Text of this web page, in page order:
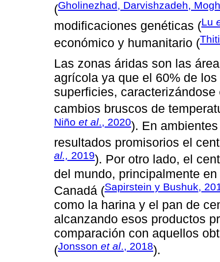
(Gholinezhad, Darvishzadeh,
modificaciones genéticas (Lu
económico y humanitario (
Las zonas áridas son las
agrícola ya que el 60% de
superficies,
cambios bruscos de
Niño et al ., 2020). En
resultados promisorios el
al., 2019). Por otro lado, el
del mundo, principalmente
Canadá (Sapirstein y Bushuk,
como la harina y el pan de
alcanzando esos productos
comparación con aquellos
(Jonsson et al., 2018).